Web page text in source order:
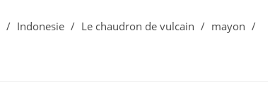
/ Indonesie / Le chaudron de vulcain / mayon /